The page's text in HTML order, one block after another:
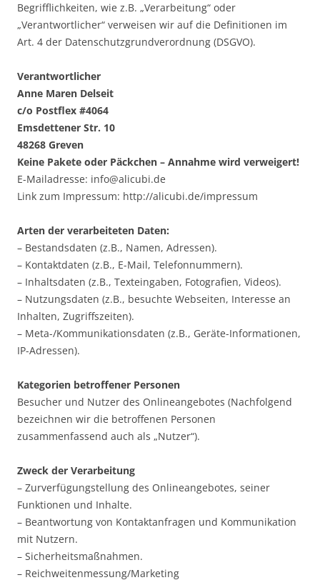
Begrifflichkeiten, wie z.B. „Verarbeitung“ oder
„Verantwortlicher“ verweisen wir auf die Definitionen im
Art. 4 der Datenschutzgrundverordnung (DSGVO).
Verantwortlicher
Anne Maren Delseit
c/o Postflex #4064
Emsdettener Str. 10
48268 Greven
Keine Pakete oder Päckchen – Annahme wird verweigert!
E-Mailadresse: info@alicubi.de
Link zum Impressum: http://alicubi.de/impressum
Arten der verarbeiteten Daten:
– Bestandsdaten (z.B., Namen, Adressen).
– Kontaktdaten (z.B., E-Mail, Telefonnummern).
– Inhaltsdaten (z.B., Texteingaben, Fotografien, Videos).
– Nutzungsdaten (z.B., besuchte Webseiten, Interesse an
Inhalten, Zugriffszeiten).
– Meta-/Kommunikationsdaten (z.B., Geräte-Informationen,
IP-Adressen).
Kategorien betroffener Personen
Besucher und Nutzer des Onlineangebotes (Nachfolgend
bezeichnen wir die betroffenen Personen
zusammenfassend auch als „Nutzer“).
Zweck der Verarbeitung
– Zurverfügungstellung des Onlineangebotes, seiner
Funktionen und Inhalte.
– Beantwortung von Kontaktanfragen und Kommunikation
mit Nutzern.
– Sicherheitsmaßnahmen.
– Reichweitenmessung/Marketing